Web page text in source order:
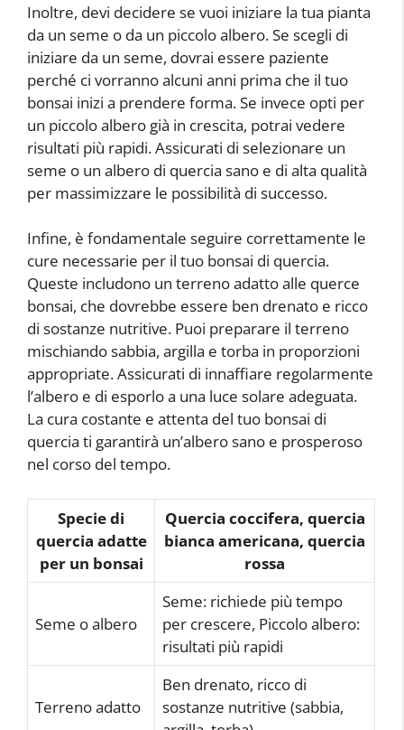
Inoltre, devi decidere se vuoi iniziare la tua pianta
da un seme o da un piccolo albero. Se scegli di
iniziare da un seme, dovrai essere paziente
perché ci vorranno alcuni anni prima che il tuo
bonsai inizi a prendere forma. Se invece opti per
un piccolo albero già in crescita, potrai vedere
risultati più rapidi. Assicurati di selezionare un
seme o un albero di quercia sano e di alta qualità
per massimizzare le possibilità di successo.
Infine, è fondamentale seguire correttamente le
cure necessarie per il tuo bonsai di quercia.
Queste includono un terreno adatto alle querce
bonsai, che dovrebbe essere ben drenato e ricco
di sostanze nutritive. Puoi preparare il terreno
mischiando sabbia, argilla e torba in proporzioni
appropriate. Assicurati di innaffiare regolarmente
l’albero e di esporlo a una luce solare adeguata.
La cura costante e attenta del tuo bonsai di
quercia ti garantirà un’albero sano e prosperoso
nel corso del tempo.
Specie di
quercia adatte
per un bonsai
Quercia coccifera, quercia
bianca americana, quercia
rossa
Seme o albero
Seme: richiede più tempo
per crescere, Piccolo albero:
risultati più rapidi
Terreno adatto
Ben drenato, ricco di
sostanze nutritive (sabbia,